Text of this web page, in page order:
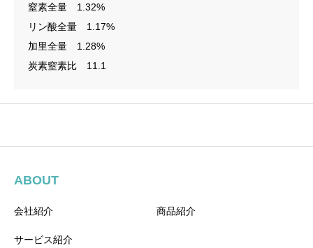
窒素全量 1.32%
リン酸全量 1.17%
加里全量 1.28%
炭素窒素比 11.1
ABOUT
会社紹介 商品紹介
サービス紹介